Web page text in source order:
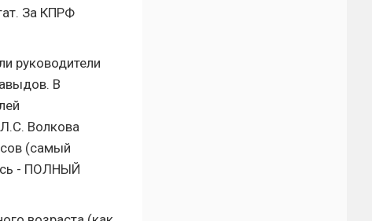
За КПРФ
руководители
В
Волкова
(самый
- ПОЛНЫЙ